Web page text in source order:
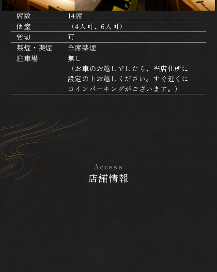
席数
14席
個室
（4人可、6人可）
貸切
可
禁煙・喫煙
全席禁煙
駐車場
無し
（お車のお越しでしたら、当店住所に
設定の上お越しください。すぐ近くに
コインパーキングがございます。）
Access
店舗情報